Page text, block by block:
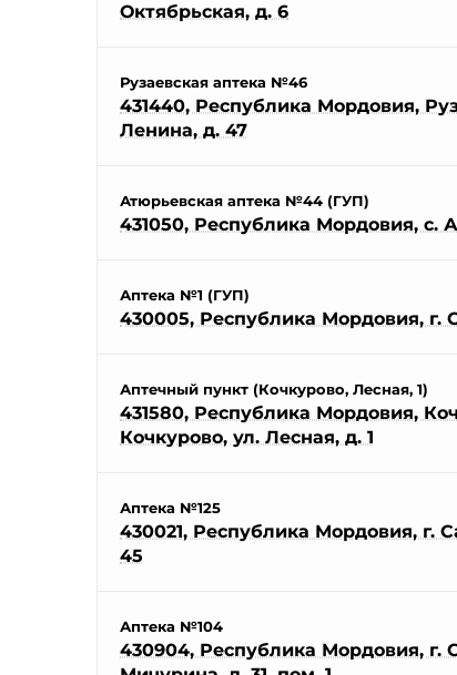
Октябрьская, д. 6
Рузаевская аптека №46
431440, Республика Мордовия,
Ленина, д. 47
Атюрьевская аптека №44 (ГУП)
431050, Республика Мордовия, с.
Аптека №1 (ГУП)
430005, Республика Мордовия, г.
Аптечный пункт (Кочкурово, Лесная, 1)
431580, Республика Мордовия,
Кочкурово, ул. Лесная, д. 1
Аптека №125
430021, Республика Мордовия, г.
45
Аптека №104
430904, Республика Мордовия, г.